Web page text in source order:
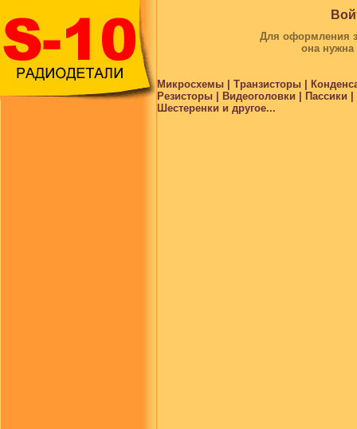
Для оформления
она
Микросхемы | Транзисторы |
Резисторы | Видеоголовки |
Шестеренки и другое...